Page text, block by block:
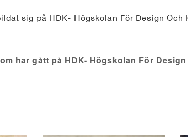
sig på HDK- Högskolan För Design Och
har gått på HDK- Högskolan För